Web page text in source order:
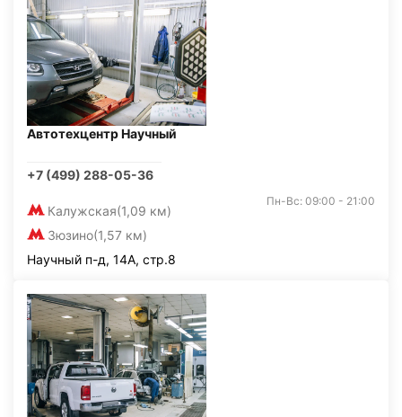
Автотехцентр Научный
+7 (499) 288-05-36
Калужская(1,09 км)
Зюзино(1,57 км)
Пн-Вс: 09:00 - 21:00
Научный п-д, 14А, стр.8